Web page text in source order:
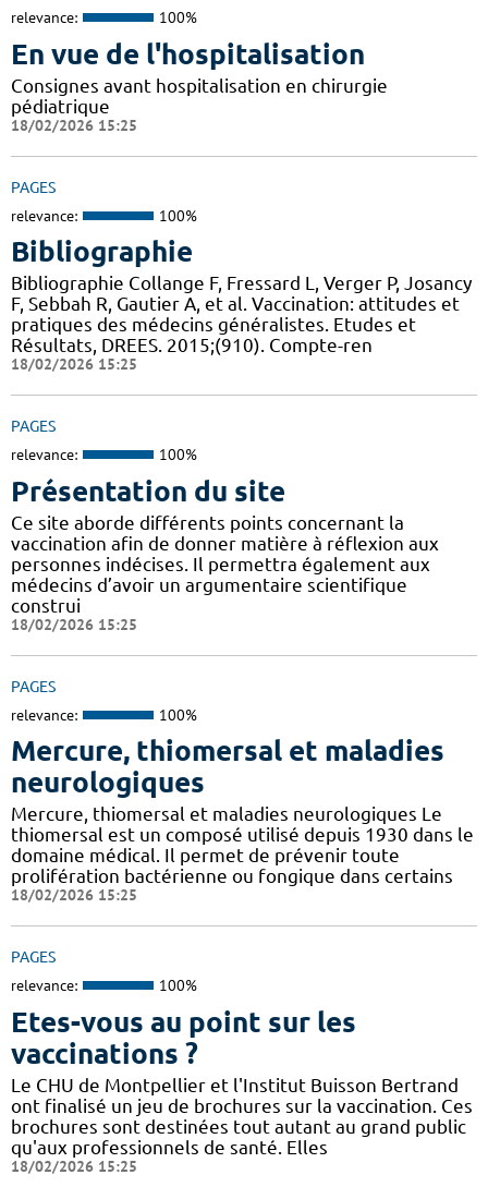
relevance: 100%
En vue de l'hospitalisation
Consignes avant hospitalisation en chirurgie
pédiatrique
18/02/2026 15:25
PAGES
relevance: 100%
Bibliographie
Bibliographie Collange F, Fressard L, Verger P, Josancy
F, Sebbah R, Gautier A, et al. Vaccination: attitudes et
pratiques des médecins généralistes. Etudes et
Résultats, DREES. 2015;(910). Compte-ren
18/02/2026 15:25
PAGES
relevance: 100%
Présentation du site
Ce site aborde différents points concernant la
vaccination afin de donner matière à réflexion aux
personnes indécises. Il permettra également aux
médecins d’avoir un argumentaire scientifique
construi
18/02/2026 15:25
PAGES
relevance: 100%
Mercure, thiomersal et maladies
neurologiques
Mercure, thiomersal et maladies neurologiques Le
thiomersal est un composé utilisé depuis 1930 dans le
domaine médical. Il permet de prévenir toute
prolifération bactérienne ou fongique dans certains
18/02/2026 15:25
PAGES
relevance: 100%
Etes-vous au point sur les
vaccinations ?
Le CHU de Montpellier et l'Institut Buisson Bertrand
ont finalisé un jeu de brochures sur la vaccination. Ces
brochures sont destinées tout autant au grand public
qu'aux professionnels de santé. Elles
18/02/2026 15:25